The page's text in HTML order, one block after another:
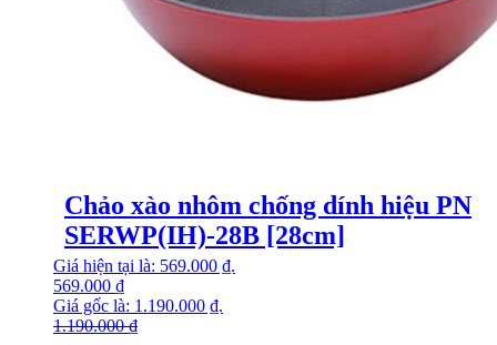
Chảo xào nhôm chống dính hiệu PN
SERWP(IH)-28B [28cm]
1.190.000₫
Giá gốc là: 1.190.000 ₫.
569.000 ₫
Giá hiện tại là: 569.000 ₫.